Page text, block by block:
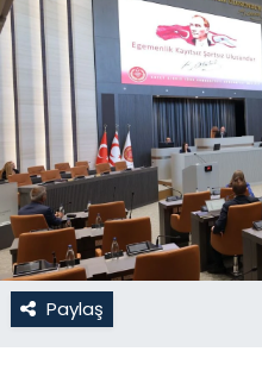
Paylaş
Magazin
Moda
Nöbetçi Eczaneler
Otomobil Dünyası
Politika
SAĞLIK